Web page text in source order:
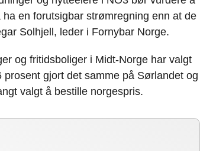
en forutsigbar strømregning enn at de
Solhjell, leder i Fornybar Norge.
og fritidsboliger i Midt-Norge har valgt
gjort det samme på Sørlandet og
valgt å bestille norgespris.